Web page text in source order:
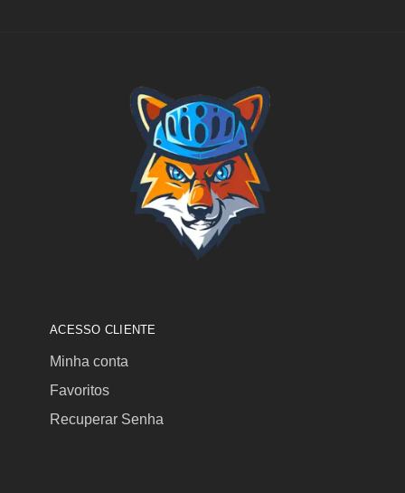
ACESSO CLIENTE
Minha conta
Favoritos
Recuperar Senha